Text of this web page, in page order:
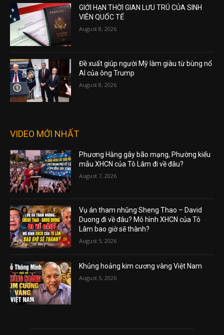
GIỚI HẠN THỜI GIAN LƯU TRÚ CỦA SINH
VIÊN QUỐC TẾ
August 8, 2026
Đề xuất giúp người Mỹ làm giàu từ bùng nổ
AI của ông Trump
August 8, 2026
VIDEO MỚI NHẤT
Phương Hằng gây bão mạng, Phường kiểu
mẫu XHCN của Tô Lâm đi về đâu?
August 7, 2026
Vụ án tham nhũng Sheng Thao – David
Duong đi về đâu? Mô hình XHCN của Tô
Lâm bao giờ sẽ thành?
August 5, 2026
Khủng hoảng kim cương vàng Việt Nam
August 5, 2026